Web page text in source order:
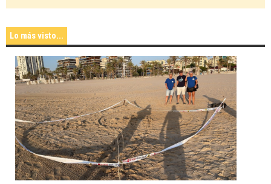
Lo más visto...